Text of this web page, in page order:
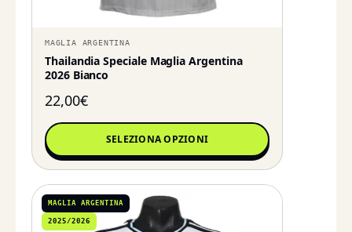
MAGLIA ARGENTINA
Thailandia Speciale Maglia Argentina
2026 Bianco
22,00€
SELEZIONA OPZIONI
MAGLIA ARGENTINA
2025/2026